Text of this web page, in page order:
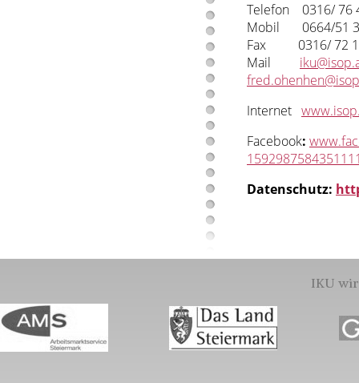
Telefon 0316/ 76
Mobil 0664/51
Fax 0316/ 72
Mail
Internet
Facebook:
Datenschutz:
IKU